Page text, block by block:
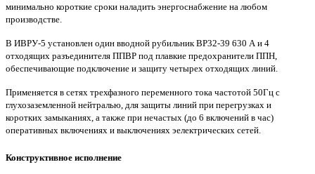
минимально короткие сроки наладить энергоснабжение на любом
производстве.
В ИВРУ-5 установлен один вводной рубильник ВР32-39 630 А и 4
отходящих разъединителя ППВР под плавкие предохранители ППН,
обеспечивающие подключение и защиту четырех отходящих линий.
Применяется в сетях трехфазного переменного тока частотой 50Гц с
глухозаземленной нейтралью, для защиты линий при перегрузках и
коротких замыканиях, а также при нечастых (до 6 включений в час)
оперативных включениях и выключениях эелектрических сетей.
Конструктивное исполнение